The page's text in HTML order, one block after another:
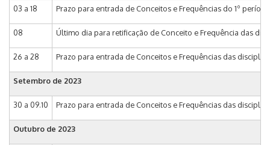
03 a 18 Prazo para entrada de Conceitos e Frequências do 1º
08 Último dia para retificação de Conceito e Frequência das
26 a 28 Prazo para entrada de Conceitos e Frequências das
Setembro de 2023
30 a 09.10 Prazo para entrada de Conceitos e Frequências das
Outubro de 2023